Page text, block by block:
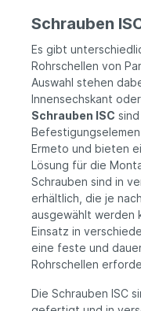
Schrauben
Es gibt
Rohrschellen von
Auswahl stehen
Innensechskant
Schrauben ISC
Ermeto und bieten
Lösung für die
Schrauben sind in
erhältlich, die je
ausgewählt werden
Einsatz in
eine feste und
Rohrschellen
Die Schrauben ISC